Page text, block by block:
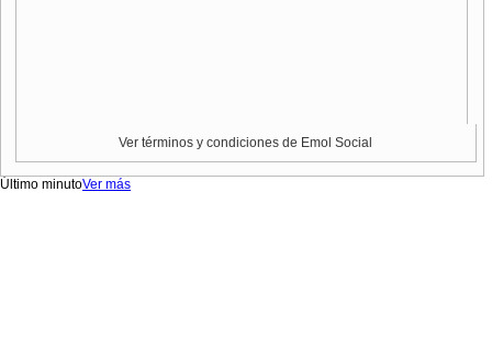
Ver términos y condiciones de Emol Social
Último minutoVer más